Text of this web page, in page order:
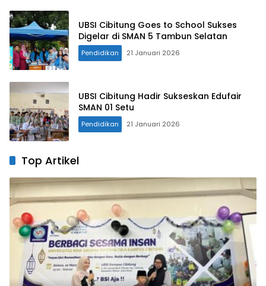
UBSI Cibitung Goes to School Sukses
Digelar di SMAN 5 Tambun Selatan
Pendidikan 21 Januari 2026
UBSI Cibitung Hadir Sukseskan Edufair
SMAN 01 Setu
Pendidikan 21 Januari 2026
Top Artikel